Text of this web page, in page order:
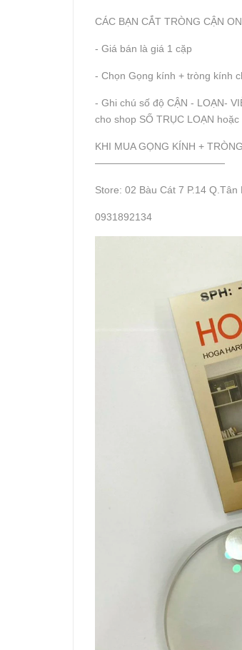
CÁC BẠN CẮT TRÒNG CẬN
- Giá bán là giá 1 cặp
- Chọn Gọng kính + tròng kính
- Ghi chú số độ CẬN - LOẠN-
cho shop SỐ TRỤC LOẠN
KHI MUA GỌNG KÍNH +
—————————————
Store: 02 Bàu Cát 7 P.14
0931892134